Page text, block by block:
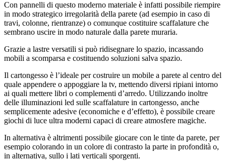
Con pannelli di questo moderno materiale è infatti possibile riempire
in modo strategico irregolarità della parete (ad esempio in caso di
travi, colonne, rientranze) o comunque costituire scaffalature che
sembrano uscire in modo naturale dalla parete muraria.
Grazie a lastre versatili si può ridisegnare lo spazio, incassando
mobili a scomparsa e costituendo soluzioni salva spazio.
Il cartongesso è l’ideale per costruire un mobile a parete al centro del
quale appendere o appoggiare la tv, mettendo diversi ripiani intorno
ai quali mettere libri o complementi d’arredo. Utilizzando inoltre
delle illuminazioni led sulle scaffalature in cartongesso, anche
semplicemente adesive (economiche e d’effetto), è possibile creare
giochi di luce ultra moderni capaci di creare atmosfere magiche.
In alternativa è altrimenti possibile giocare con le tinte da parete, per
esempio colorando in un colore di contrasto la parte in profondità o,
in alternativa, sullo i lati verticali sporgenti.